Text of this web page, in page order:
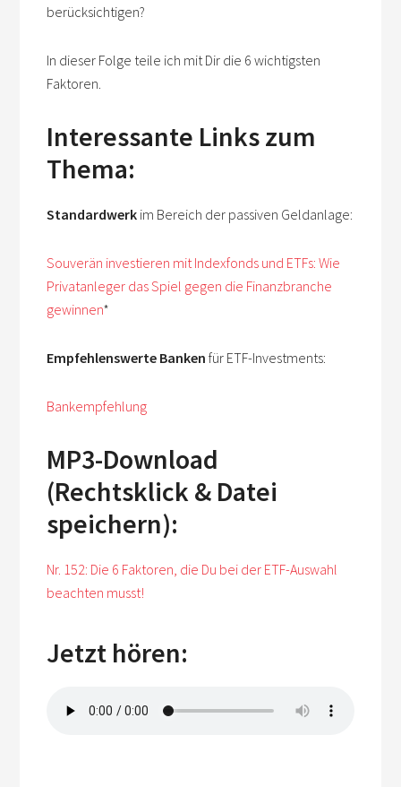
berücksichtigen?
In dieser Folge teile ich mit Dir die 6 wichtigsten
Faktoren.
Interessante Links zum
Thema:
Standardwerk im Bereich der passiven Geldanlage:
Souverän investieren mit Indexfonds und ETFs: Wie
Privatanleger das Spiel gegen die Finanzbranche
gewinnen*
Empfehlenswerte Banken für ETF-Investments:
Bankempfehlung
MP3-Download
(Rechtsklick & Datei
speichern):
Nr. 152: Die 6 Faktoren, die Du bei der ETF-Auswahl
beachten musst!
Jetzt hören: